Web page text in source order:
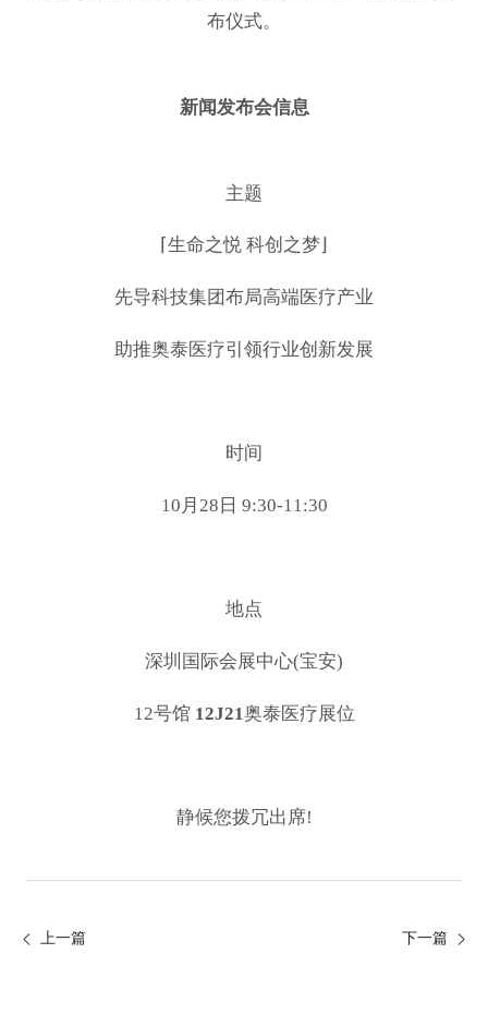
布仪式。
新闻发布会信息
主题
⌈生命之悦 科创之梦⌋
先导科技集团布局高端医疗产业
助推奥泰医疗引领行业创新发展
时间
10月28日 9:30-11:30
地点
深圳国际会展中心(宝安)
12号馆 12J21奥泰医疗展位
静候您拨冗出席!
上一篇 下一篇